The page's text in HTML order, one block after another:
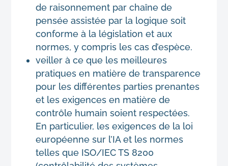
de raisonnement par chaîne de
pensée assistée par la logique soit
conforme à la législation et aux
normes, y compris les cas d’espèce.
veiller à ce que les meilleures
pratiques en matière de transparence
pour les différentes parties prenantes
et les exigences en matière de
contrôle humain soient respectées.
En particulier, les exigences de la loi
européenne sur l’IA et les normes
telles que ISO/IEC TS 8200